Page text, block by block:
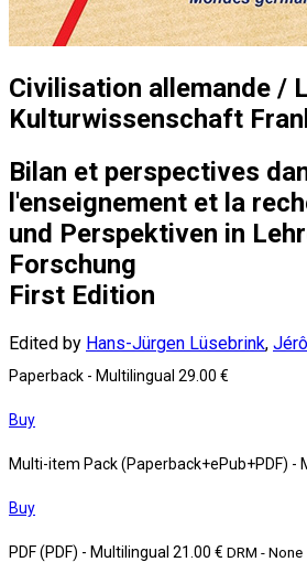
Civilisation allemande /
Kulturwissenschaft
Bilan et perspectives
l'enseignement et la
und Perspektiven in
Forschung
First Edition
Edited by Hans-Jürgen Lüsebrink,
Paperback - Multilingual 29.00 €
Buy
Multi-item Pack (Paperback+ePub+PDF) -
Buy
PDF (PDF) - Multilingual 21.00 € DRM - None